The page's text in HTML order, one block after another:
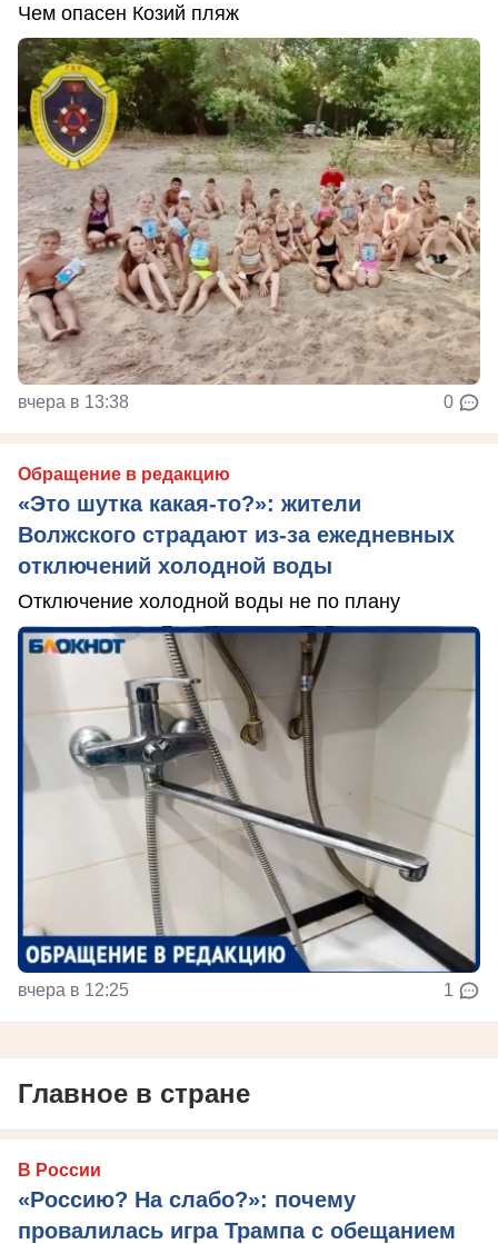
Чем опасен Козий пляж
вчера в 13:38 0
Обращение в редакцию
«Это шутка какая-то?»: жители
Волжского страдают из‑за ежедневных
отключений холодной воды
Отключение холодной воды не по плану
вчера в 12:25 1
Главное в стране
В России
«Россию? На слабо?»: почему
провалилась игра Трампа с обещанием